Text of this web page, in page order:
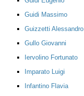
Guidi Massimo
Guizzetti Alessandro
Gullo Giovanni
Iervolino Fortunato
Imparato Luigi
Infantino Flavia